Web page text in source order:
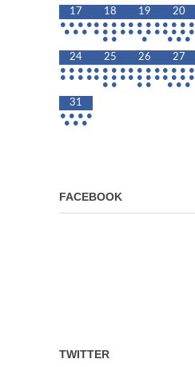
17
• • • •
• • •
18
• • • •
• • • •
• •
19
• • • •
• • • •
•
20
• • • •
• • • •
• • •
24
• • • •
• • • •
25
• • • •
• • • •
• •
26
• • • •
• • • •
• •
27
• • • •
• • • •
• • •
31
• • • •
• • •
FACEBOOK
TWITTER